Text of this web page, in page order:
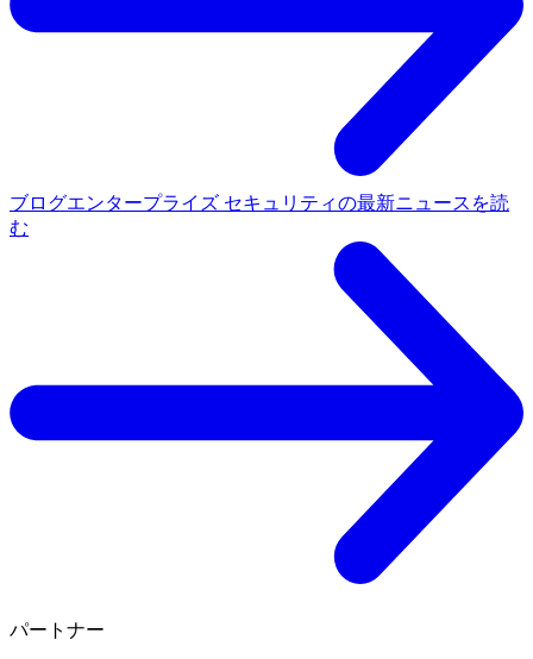
ブログエンタープライズ セキュリティの最新ニュースを読
む
パートナー